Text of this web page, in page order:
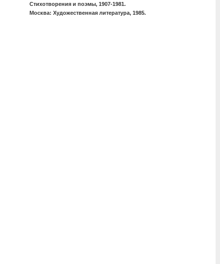
Стихотворения и поэмы, 1907-1981.
Москва: Художественная литература, 1985.